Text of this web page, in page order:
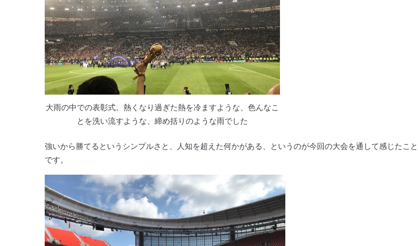
大雨の中での表彰式。熱くなり過ぎた熱を冷ますような、色んなこ
とを洗い流すような、締め括りのような雨でした
強いから勝てるというシンプルさと、人知を超えた何かがある、というのが今回の大会を通して感じたこと
です。